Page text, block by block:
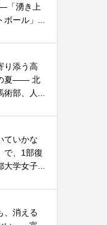
「湧き上
ール」...
り添う高
夏—— 北
部、人...
ていかな
で、1部復
学女子...
、消える